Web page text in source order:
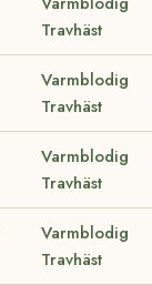
Travhäst
Varmblodig
Travhäst
Varmblodig
Travhäst
Varmblodig
Travhäst